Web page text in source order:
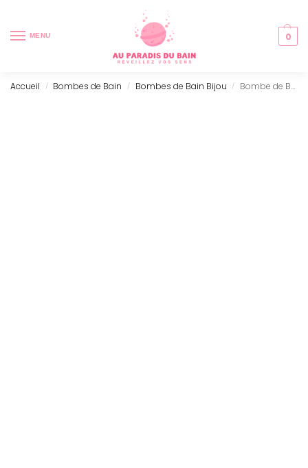
MENU 0
Accueil / Bombes de Bain / Bombes de Bain Bijou / Bombe de Bain Effervescente avec Bijou – Aventurine